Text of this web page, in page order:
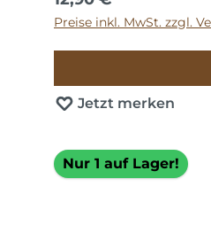
Preise inkl. MwSt. zzgl.
Jetzt merken
Nur 1 auf Lager!